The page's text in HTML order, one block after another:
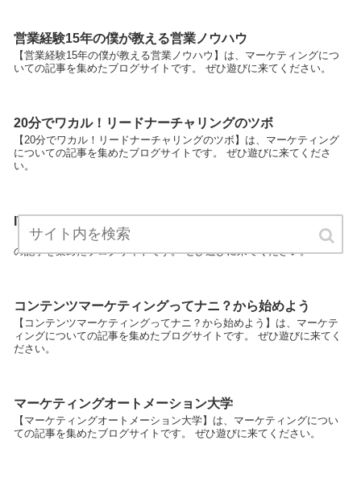
営業経験15年の僕が教える営業ノウハウ
【営業経験15年の僕が教える営業ノウハウ】は、マーケティングにつ
いての記事を集めたブログサイトです。 ぜひ遊びに来てください。
20分でワカル！リードナーチャリングのツボ
【20分でワカル！リードナーチャリングのツボ】は、マーケティング
についての記事を集めたブログサイトです。 ぜひ遊びに来てくださ
い。
ITコンテンツマーケティングの極意
【ITコンテンツマーケティングの極意】は、マーケティングについて
の記事を集めたブログサイトです。 ぜひ遊びに来てください。
コンテンツマーケティングってナニ？から始めよう
【コンテンツマーケティングってナニ？から始めよう】は、マーケテ
ィングについての記事を集めたブログサイトです。 ぜひ遊びに来てく
ださい。
マーケティングオートメーション大学
【マーケティングオートメーション大学】は、マーケティングについ
ての記事を集めたブログサイトです。 ぜひ遊びに来てください。